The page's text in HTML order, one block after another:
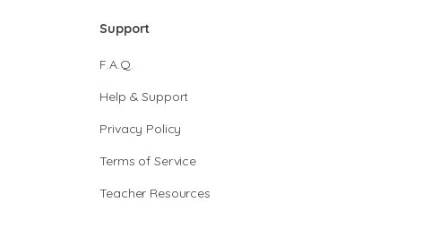
Support
F.A.Q.
Help & Support
Privacy Policy
Terms of Service
Teacher Resources